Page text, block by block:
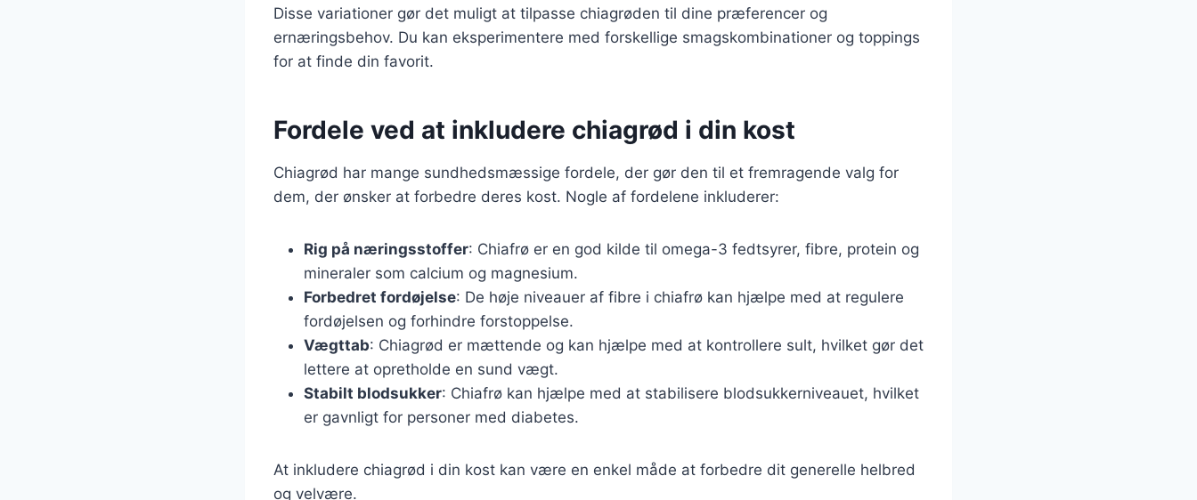
Disse variationer gør det muligt at tilpasse chiagrøden til dine præferencer og
ernæringsbehov. Du kan eksperimentere med forskellige smagskombinationer og toppings
for at finde din favorit.
Fordele ved at inkludere chiagrød i din kost
Chiagrød har mange sundhedsmæssige fordele, der gør den til et fremragende valg for
dem, der ønsker at forbedre deres kost. Nogle af fordelene inkluderer:
Rig på næringsstoffer: Chiafrø er en god kilde til omega-3 fedtsyrer, fibre, protein og
mineraler som calcium og magnesium.
Forbedret fordøjelse: De høje niveauer af fibre i chiafrø kan hjælpe med at regulere
fordøjelsen og forhindre forstoppelse.
Vægttab: Chiagrød er mættende og kan hjælpe med at kontrollere sult, hvilket gør det
lettere at opretholde en sund vægt.
Stabilt blodsukker: Chiafrø kan hjælpe med at stabilisere blodsukkerniveauet, hvilket
er gavnligt for personer med diabetes.
At inkludere chiagrød i din kost kan være en enkel måde at forbedre dit generelle helbred
og velvære.